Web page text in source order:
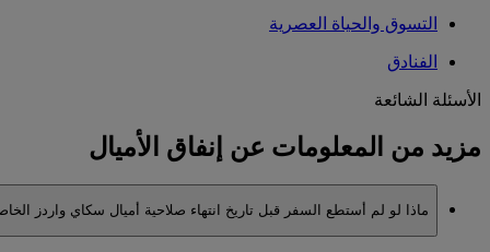
التسوق والحياة العصرية
الفنادق
الأسئلة الشائعة
مزيد من المعلومات عن إنفاق الأميال
ماذا لو لم أستطع السفر قبل تاريخ انتهاء صلاحية أميال سكاي واردز